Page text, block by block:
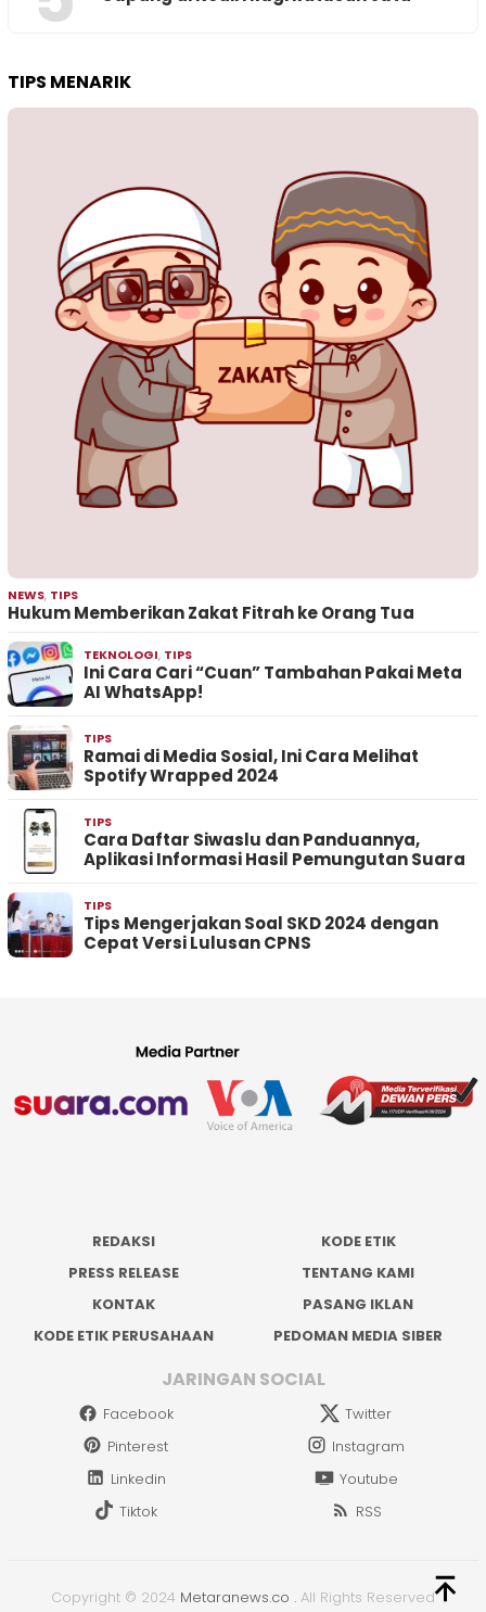
TIPS MENARIK
NEWS, TIPS
Hukum Memberikan Zakat Fitrah ke Orang Tua
TEKNOLOGI, TIPS
Ini Cara Cari “Cuan” Tambahan Pakai Meta
AI WhatsApp!
TIPS
Ramai di Media Sosial, Ini Cara Melihat
Spotify Wrapped 2024
TIPS
Cara Daftar Siwaslu dan Panduannya,
Aplikasi Informasi Hasil Pemungutan Suara
TIPS
Tips Mengerjakan Soal SKD 2024 dengan
Cepat Versi Lulusan CPNS
REDAKSI
KODE ETIK
PRESS RELEASE
TENTANG KAMI
KONTAK
PASANG IKLAN
KODE ETIK PERUSAHAAN
PEDOMAN MEDIA SIBER
JARINGAN SOCIAL
Facebook
Twitter
Pinterest
Instagram
Linkedin
Youtube
Tiktok
RSS
Copyright © 2024 Metaranews.co . All Rights Reserved